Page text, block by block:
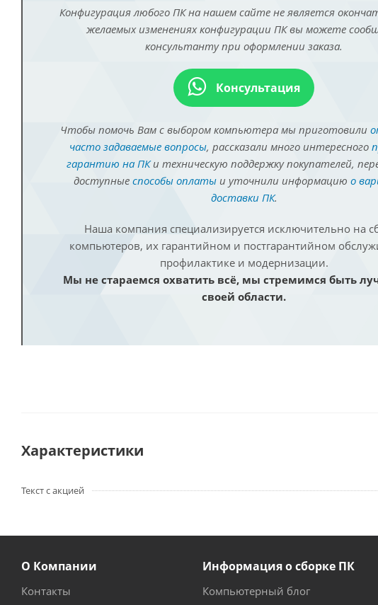
Конфигурация любого ПК на нашем сайте не является
желаемых изменениях конфигурации ПК вы можете
консультанту при оформлении заказа.
Консультация
Чтобы помочь Вам с выбором компьютера мы приготовили
часто задаваемые вопросы, рассказали много интересного
гарантию на ПКи техническую поддержку покупателей,
доступные способы оплатыи уточнили информацию о
доставки ПК.
Наша компания специализируется исключительно на
компьютеров, их гарантийном и постгарантийном
профилактике и модернизации.
Мы не стараемся охватить всё, мы стремимся быть
своей области.
Характеристики
Текст с акцией
О Компании
Контакты
Информация о сборке ПК
Компьютерный блог